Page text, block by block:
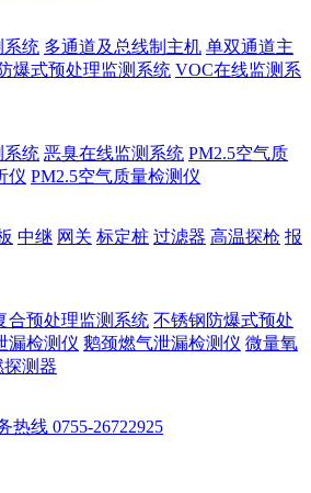
系统 多通道及总线制主机 单双通道主
爆式预处理监测系统 VOC在线监测系
系统 恶臭在线监测系统 PM2.5空气质
仪 PM2.5空气质量检测仪
中继 网关 标定桩 过滤器 高温探枪 报
合预处理监测系统 不锈钢防爆式预处
漏检测仪 鹅颈燃气泄漏检测仪 微量氧
测器
热线 0755-26722925